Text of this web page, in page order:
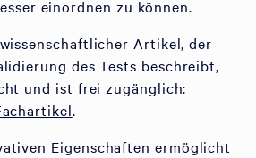
einordnen zu können.
Artikel, der
des Tests beschreibt,
und ist frei zugänglich:
.
Eigenschaften ermöglicht